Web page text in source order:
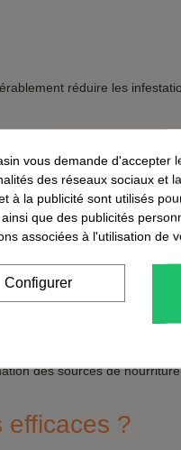
réduire les
fuites d'eau et les
📚
prévenir une
des sources de
efficaces ?
vous demande d'accepter
des réseaux sociaux et
à la publicité sont utilisés
que des publicités
associées à l'utilisation de
Configurer